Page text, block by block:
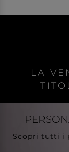
LA
Scopri tutti i